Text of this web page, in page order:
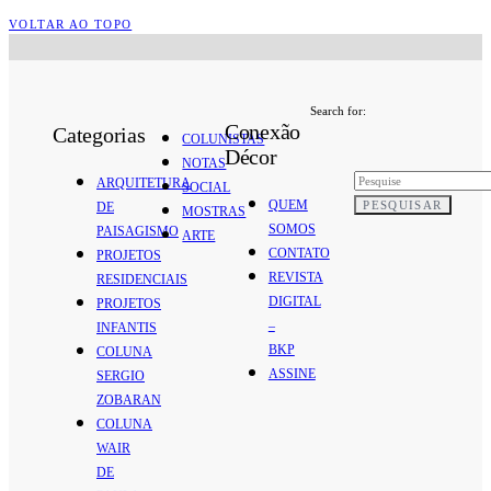
VOLTAR AO TOPO
Categorias
ARQUITETURA
DE
PAISAGISMO
PROJETOS
RESIDENCIAIS
PROJETOS
INFANTIS
COLUNA
SERGIO
ZOBARAN
COLUNA
WAIR
DE
COLUNISTAS
NOTAS
SOCIAL
MOSTRAS
ARTE
Conexão
Décor
QUEM
SOMOS
CONTATO
REVISTA
DIGITAL
–
BKP
ASSINE
Search for:
PESQUISAR